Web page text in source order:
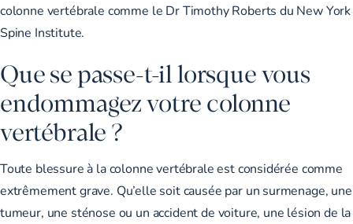
colonne vertébrale comme le Dr Timothy Roberts du New York
Spine Institute.
Que se passe-t-il lorsque vous
endommagez votre colonne
vertébrale ?
Toute blessure à la colonne vertébrale est considérée comme
extrêmement grave. Qu’elle soit causée par un surmenage, une
tumeur, une sténose ou un accident de voiture, une lésion de la